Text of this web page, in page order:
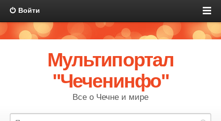
Войти
Мультипортал
"Чеченинфо"
Все о Чечне и мире